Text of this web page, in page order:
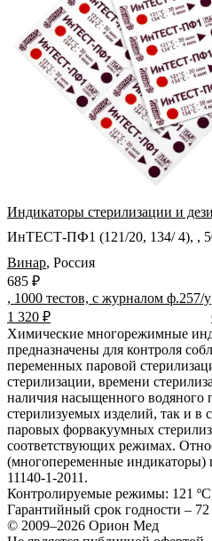
Индикаторы стерилизации и
ИнТЕСТ-ПФ1 (121/20, 134/ 4), ,
Винар, Россия
, 1000 тестов, с журналом ф.257/у
1 320 ₽
Химические многорежимные
предназначены для контроля
переменных паровой
стерилизации, времени
наличия насыщенного водяного
стерилизуемых изделий, так и в
паровых форвакуумных
соответствующих режимах.
(многопеременные
11140-1-2011.
Контролируемые режимы: 121
Гарантийный срок годности – 72
685 ₽
© 2009–2026 Орион Мед